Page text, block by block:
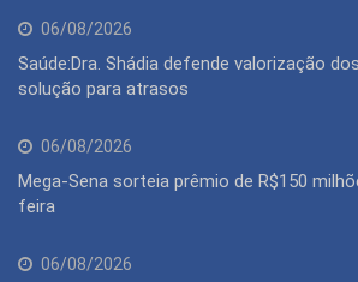
06/08/2026
Saúde:Dra. Shádia defende valorização
solução para atrasos
06/08/2026
Mega-Sena sorteia prêmio de R$150
feira
06/08/2026